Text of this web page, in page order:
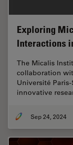
Exploring
Interactions
The Micalis
collaboration
Université
innovative
Sep 24, 2024